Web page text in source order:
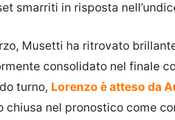
smarriti in risposta
Musetti ha ritrovato
consolidato nel finale
turno, Lorenzo è atteso da
chiusa nel pronostico come